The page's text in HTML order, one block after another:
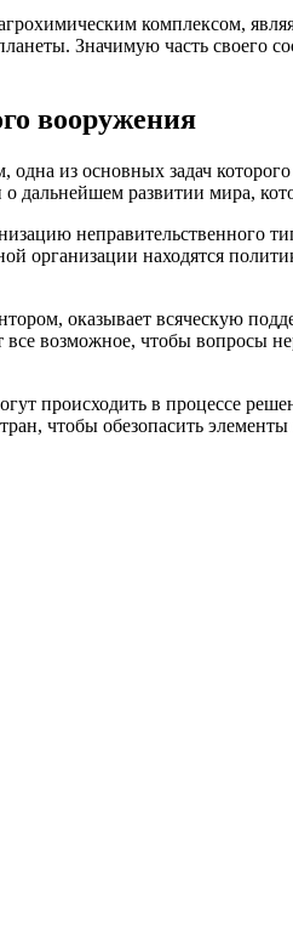
комплексом,
Значимую часть своего
вооружения
из основных задач
развитии мира,
неправительственного
организации находятся
оказывает всяческую
возможное, чтобы вопросы
происходить в процессе
чтобы обезопасить